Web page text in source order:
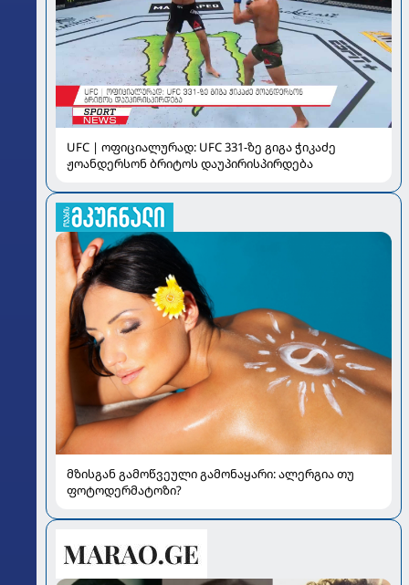
UFC | ოფიციალურად: UFC 331-ზე გიგა ჭიკაძე
ჟოანდერსონ ბრიტოს დაუპირისპირდება
მზისგან გამოწვეული გამონაყარი: ალერგია თუ
ფოტოდერმატოზი?